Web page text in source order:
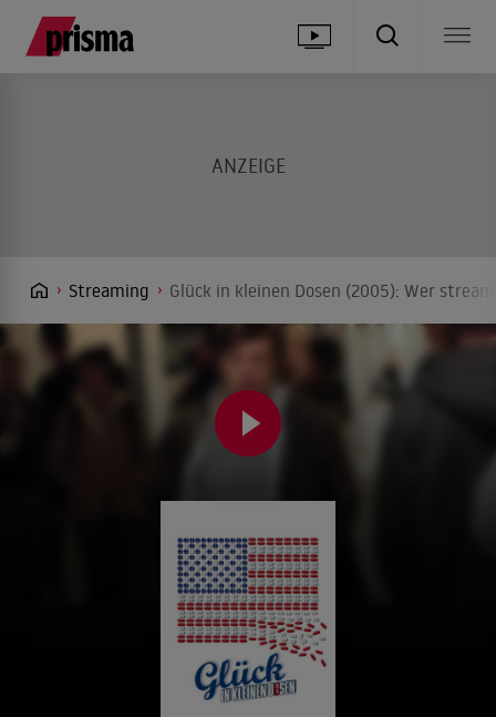
Streaming Glück in kleinen Dosen (2005): Wer